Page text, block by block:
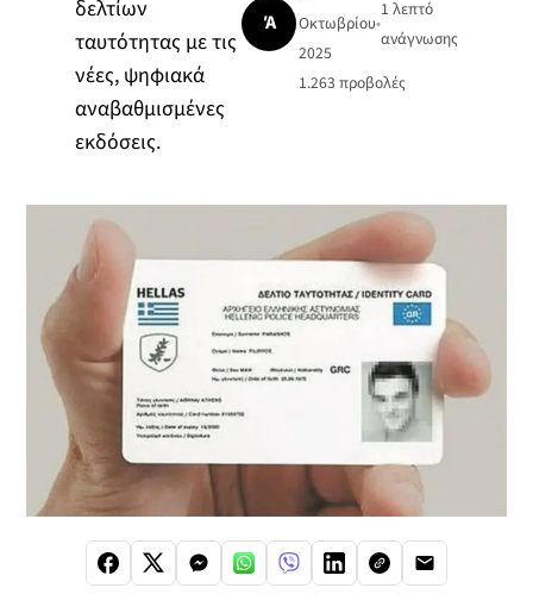
δελτίων
ταυτότητας με τις
νέες, ψηφιακά
αναβαθμισμένες
εκδόσεις.
Ά
Οκτωβρίου
2025
•
1 λεπτό
ανάγνωσης
1.263 προβολές